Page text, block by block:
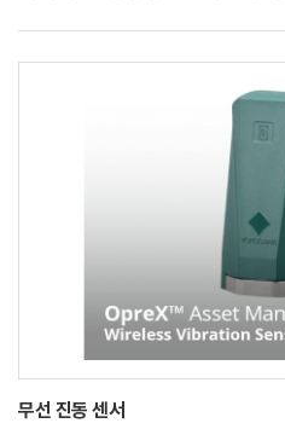
무선 진동 센서